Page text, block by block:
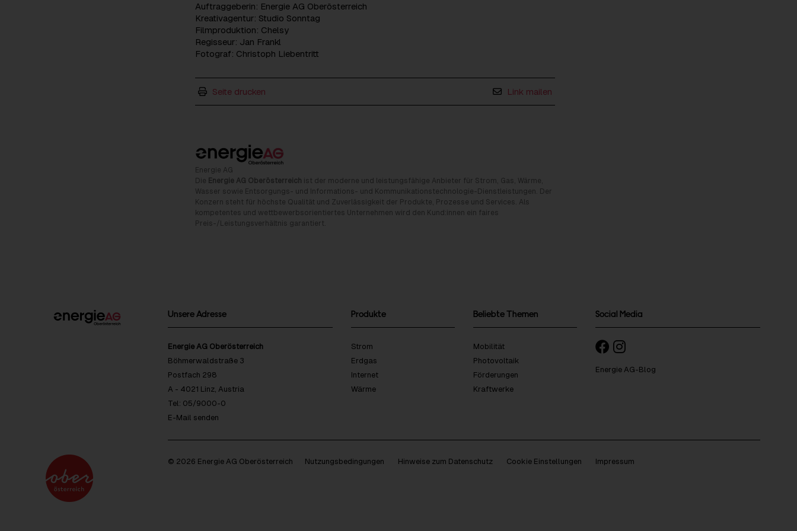
Auftraggeberin: Energie AG Oberösterreich
Kreativagentur: Studio Sonntag
Filmproduktion: Chelsy
Regisseur: Jan Frankl
Fotograf: Christoph Liebentritt
Seite drucken Link mailen
Energie AG
Die Energie AG Oberösterreich ist der moderne und leistungsfähige Anbieter für Strom, Gas, Wärme,
Wasser sowie Entsorgungs- und Informations- und Kommunikationstechnologie-Dienstleistungen. Der
Konzern steht für höchste Qualität und Zuverlässigkeit der Produkte, Prozesse und Services. Als
kompetentes und wettbewerbsorientiertes Unternehmen wird den Kund:innen ein faires
Preis-/Leistungsverhältnis garantiert.
Unsere Adresse
Energie AG Oberösterreich
Böhmerwaldstraße 3
Postfach 298
A - 4021 Linz, Austria
Tel: 05/9000-0
E-Mail senden
Produkte
Strom
Erdgas
Internet
Wärme
Beliebte Themen
Mobilität
Photovoltaik
Förderungen
Kraftwerke
Social Media
Energie AG-Blog
© 2026 Energie AG Oberösterreich Nutzungsbedingungen Hinweise zum Datenschutz Cookie Einstellungen Impressum